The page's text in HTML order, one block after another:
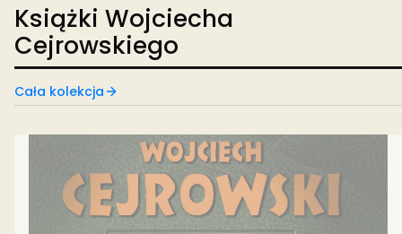
Książki Wojciecha
Cejrowskiego
Cała kolekcja